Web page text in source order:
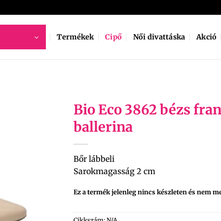
Termékek Cipő Női divattáska Akció
Bio Eco 3862 bézs
ballerina
Bőr lábbeli
Sarokmagasság 2 cm
Ez a termék jelenleg nincs készleten és nem